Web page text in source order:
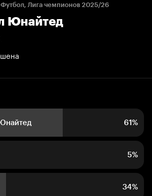
Футбол, Лига чемпионов 2025/26
Юнайтед
5%
61%
5%
34%